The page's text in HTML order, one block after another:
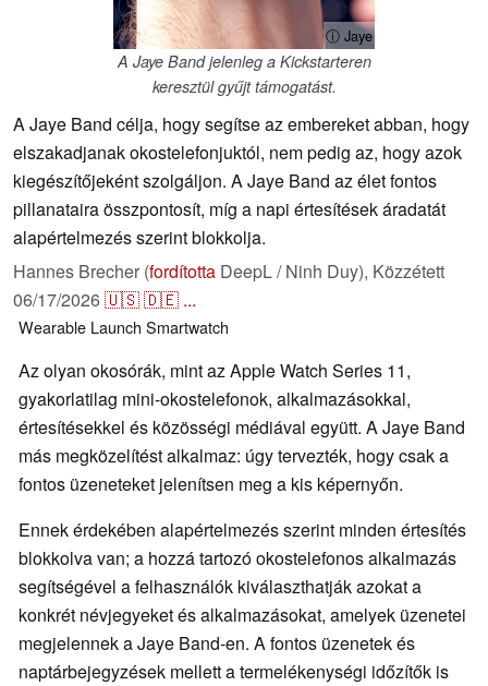
ⓘ Jaye
A Jaye Band jelenleg a Kickstarteren
keresztül gyűjt támogatást.
A Jaye Band célja, hogy segítse az embereket abban, hogy
elszakadjanak okostelefonjuktól, nem pedig az, hogy azok
kiegészítőjeként szolgáljon. A Jaye Band az élet fontos
pillanataira összpontosít, míg a napi értesítések áradatát
alapértelmezés szerint blokkolja.
Hannes Brecher (fordította DeepL / Ninh Duy), Közzétett
06/17/2026🇺🇸🇩🇪 ...
Wearable Launch Smartwatch
Az olyan okosórák, mint az Apple Watch Series 11,
gyakorlatilag mini-okostelefonok, alkalmazásokkal,
értesítésekkel és közösségi médiával együtt. A Jaye Band
más megközelítést alkalmaz: úgy tervezték, hogy csak a
fontos üzeneteket jelenítsen meg a kis képernyőn.
Ennek érdekében alapértelmezés szerint minden értesítés
blokkolva van; a hozzá tartozó okostelefonos alkalmazás
segítségével a felhasználók kiválaszthatják azokat a
konkrét névjegyeket és alkalmazásokat, amelyek üzenetei
megjelennek a Jaye Band-en. A fontos üzenetek és
naptárbejegyzések mellett a termelékenységi időzítők is